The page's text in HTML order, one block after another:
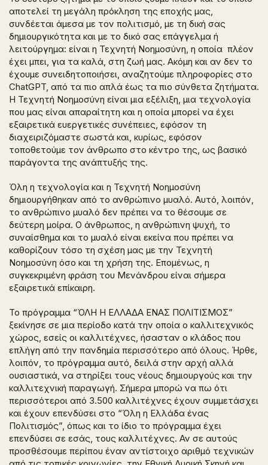
αποτελεί τη μεγάλη πρόκληση της εποχής μας,
συνδέεται άμεσα με τον πολιτισμό, με τη δική σας
δημιουργικότητα και με το δικό σας επάγγελμα ή
λειτούργημα: είναι η Τεχνητή Νοημοσύνη, η οποία πλέον
έχει μπει, για τα καλά, στη ζωή μας. Ακόμη και αν δεν το
έχουμε συνειδητοποιήσει, αναζητούμε πληροφορίες στο
ChatGPT, από τα πιο απλά έως τα πιο σύνθετα ζητήματα.
Η Τεχνητή Νοημοσύνη είναι μια εξέλιξη, μια τεχνολογία
που μας είναι απαραίτητη και η οποία μπορεί να έχει
εξαιρετικά ευεργετικές συνέπειες, εφόσον τη
διαχειριζόμαστε σωστά και, κυρίως, εφόσον
τοποθετούμε τον άνθρωπο στο κέντρο της, ως βασικό
παράγοντα της ανάπτυξής της.
Όλη η τεχνολογία και η Τεχνητή Νοημοσύνη
δημιουργήθηκαν από το ανθρώπινο μυαλό. Αυτό, λοιπόν,
το ανθρώπινο μυαλό δεν πρέπει να το θέσουμε σε
δεύτερη μοίρα. Ο άνθρωπος, η ανθρώπινη ψυχή, το
συναίσθημα και το μυαλό είναι εκείνα που πρέπει να
καθορίζουν τόσο τη σχέση μας με την Τεχνητή
Νοημοσύνη όσο και τη χρήση της. Επομένως, η
συγκεκριμένη φράση του Μενάνδρου είναι σήμερα
εξαιρετικά επίκαιρη.
Το πρόγραμμα “ΌΛΗ Η ΕΛΛΑΔΑ ΕΝΑΣ ΠΟΛΙΤΙΣΜΟΣ”
ξεκίνησε σε μια περίοδο κατά την οποία ο καλλιτεχνικός
χώρος, εσείς οι καλλιτέχνες, ήσασταν ο κλάδος που
επλήγη από την πανδημία περισσότερο από όλους. Ήρθε,
λοιπόν, το πρόγραμμα αυτό, δειλά στην αρχή αλλά
ουσιαστικά, να στηρίξει τους νέους δημιουργούς και την
καλλιτεχνική παραγωγή. Σήμερα μπορώ να πω ότι
περισσότεροι από 3.500 καλλιτέχνες έχουν συμμετάσχει
και έχουν επενδύσει στο “Όλη η Ελλάδα ένας
Πολιτισμός”, όπως και το ίδιο το πρόγραμμα έχει
επενδύσει σε εσάς, τους καλλιτέχνες. Αν σε αυτούς
προσθέσουμε περίπου έναν αντίστοιχο αριθμό τεχνικών